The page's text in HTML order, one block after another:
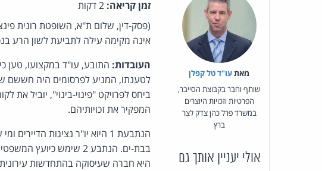
מאת‏עו"ד טל קפלן
שותף וחבר בקבוצת הסייבר,
הפרטיות וזכויות היוצרים
במשרד פרל כהן צדק לצר
ברץ
אולי יעניין אותך גם
זמן קריאה:
(פסק-דין, שלום ת"א, השופטת רונית
אינה מקימה עילה לתביעת לשון הרע
העובדות: התובע, עו"ד במקצועו, טען
לטענתו, המניע לפרסומים היה חששם
ביחס לפרויקט "פינוי-בינוי", יוביל
המפקיר את זכויותיהם.
היא חברה שעיסוקה בהתחדשות